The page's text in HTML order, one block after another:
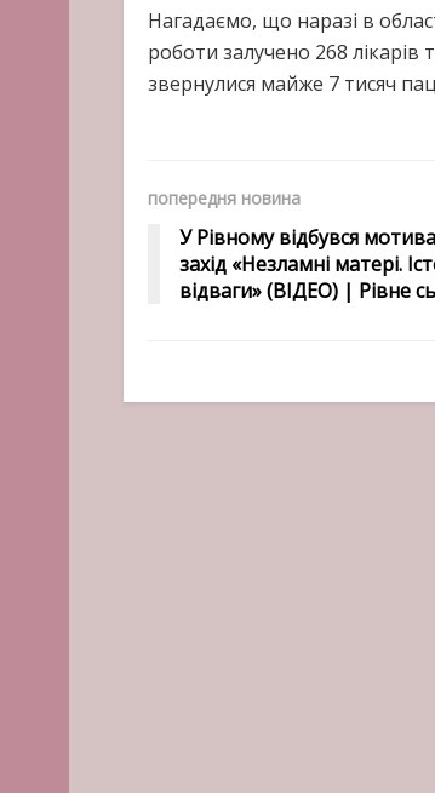
Нагадаємо, що наразі в
роботи залучено 268 лікарів
звернулися майже 7 тисяч
попередня новина
У Рівному відбувся
захід «Незламні матері.
відваги» (ВІДЕО) | Рівне